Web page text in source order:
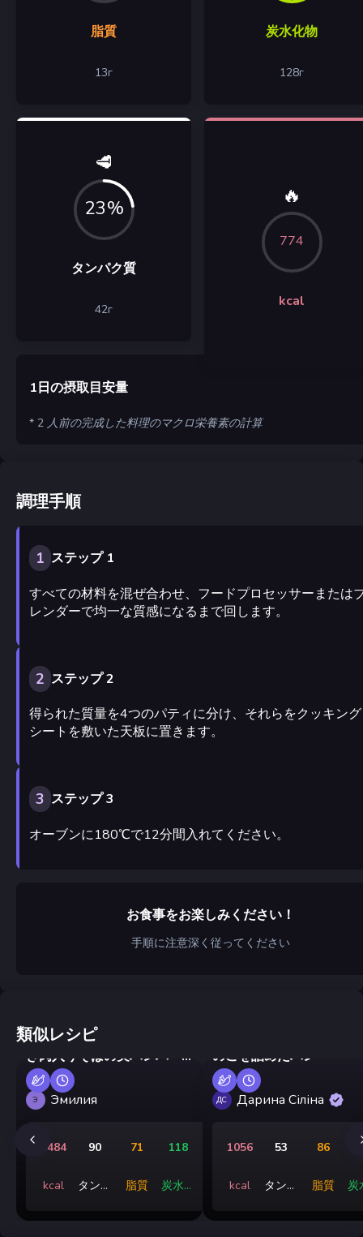
脂質
13г
炭水化物
128г
🥩
23%
タンパク質
42г
🔥
774
kcal
1日の摂取目安量
* 2 人前の完成した料理のマクロ栄養素の計算
調理手順
1 ステップ 1
すべての材料を混ぜ合わせ、フードプロセッサーまたは
レンダーで均一な質感になるまで回します。
2 ステップ 2
得られた質量を4つのパティに分け、それらをクッキング
シートを敷いた天板に置きます。
3 ステップ 3
オーブンに180℃で12分間入れてください。
お食事をお楽しみください！
手順に注意深く従ってください
類似レシピ
トマトソースで煮込んだひ
き肉入りそばの実ハンバー
グ
Э Эмилия
1484
kcal
90
タンパ
71
脂質
118
炭水化
のこを詰めたパン
ДС Дарина Сіліна
1056
kcal
53
タンパ
86
脂質
炭